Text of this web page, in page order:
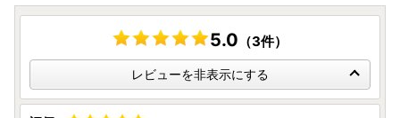
■お礼の品発送に関するお問合せ
上山市ふるさと納税返礼品事務局（かみふる）
TEL：0120-155-326
受付時間 9：30～16：00 （土日祝日・年末年始除く）
＜メールでのお問合せ＞
5.0 （3件）
レビューを非表示にする